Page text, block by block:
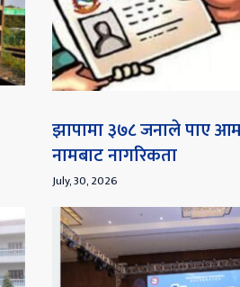
झापामा ३७८ जनाले पाए
नामबाट नागरिकता
July, 30, 2026